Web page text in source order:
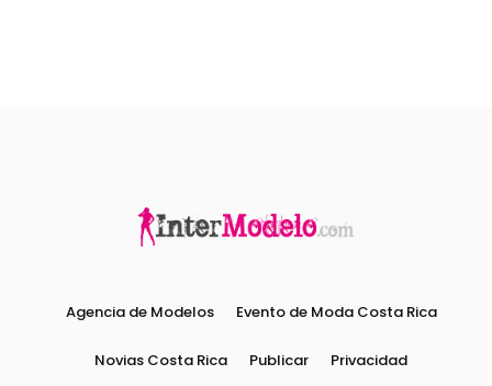
Agencia de Modelos Evento de Moda Costa Rica
Novias Costa Rica Publicar Privacidad